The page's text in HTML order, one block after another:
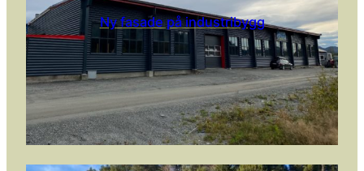
Ny fasade på industribygg